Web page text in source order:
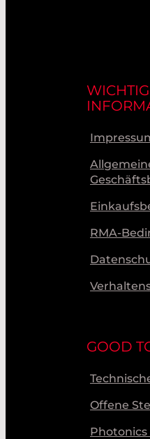
RMA-
GOOD
Offene
Photonics